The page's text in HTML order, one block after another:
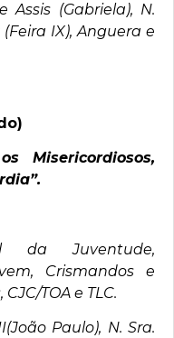
Assis (Gabriela), N.
IX), Anguera e
Misericordiosos,
da Juventude,
Crismandos e
TOA e TLC.
Paulo), N. Sra.